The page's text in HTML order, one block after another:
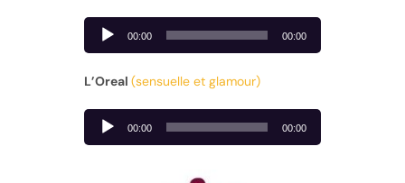
Lecteur
audio
00:00 00:00
L’Oreal (sensuelle et glamour)
Lecteur
audio
00:00 00:00